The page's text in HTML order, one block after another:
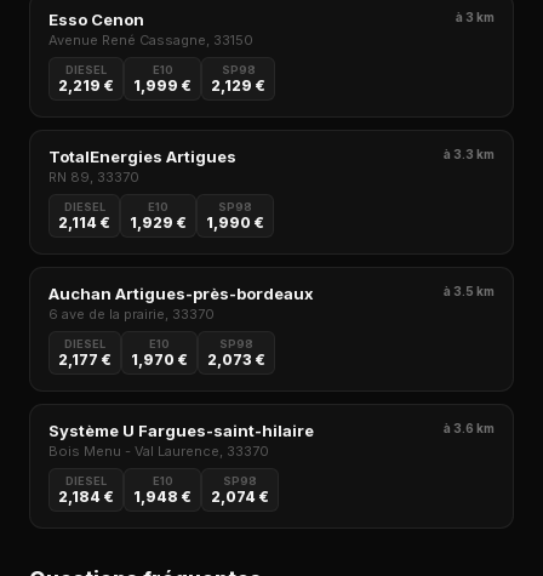
Esso Cenon à 3 km
Avenue René Cassagne, 33150
DIESEL
2,219 €
E10
1,999 €
SP98
2,129 €
TotalEnergies Artigues à 3.3 km
RN 89, 33370
DIESEL
2,114 €
E10
1,929 €
SP98
1,990 €
Auchan Artigues-près-bordeaux à 3.5 km
6 ave de la prairie, 33370
DIESEL
2,177 €
E10
1,970 €
SP98
2,073 €
Système U Fargues-saint-hilaire à 3.6 km
Bois Menu - Val Laurence, 33370
DIESEL
2,184 €
E10
1,948 €
SP98
2,074 €